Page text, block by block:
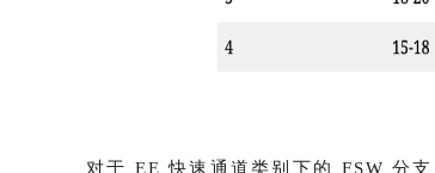
对于 EE 快速通道类别下的 FSW 分